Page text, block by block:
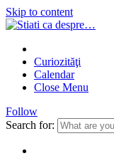
Skip to content
Curiozităţi
Calendar
Close Menu
Follow
Search for: